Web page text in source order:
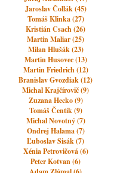
Jaroslav Čollák (45)
Tomáš Klinka (27)
Kristián Csach (26)
Martin Maliar (25)
Milan Hlušák (23)
Martin Husovec (13)
Martin Friedrich (12)
Branislav Gvozdiak (12)
Michal Krajčírovič (9)
Zuzana Hecko (9)
Tomáš Čentík (9)
Michal Novotný (7)
Ondrej Halama (7)
Ľuboslav Sisák (7)
Xénia Petrovičová (6)
Peter Kotvan (6)